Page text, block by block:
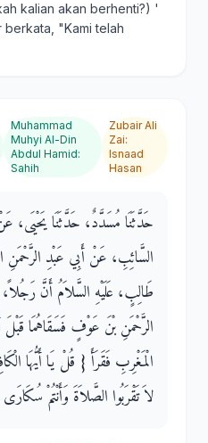
kalian akan berhenti?) '
berkata, "Kami telah
Muhammad
Muhyi Al-Din
Abdul Hamid:
Sahih
Zubair Ali
Zai:
Isnaad
Hasan
حَدَّثَنَا مُسَدَّدٌ، حَدَّثَنَا يَحْيَى،
السَّائِبِ، عَنْ أَبِي عَبْدِ الرَّحْمَنِ
طَالِبٍ، عَلَيْهِ السَّلاَمُ أَنَّ
الرَّحْمَنِ بْنَ عَوْفٍ فَسَقَاهُمَا قَبْلَ
الْمَغْرِبِ فَقَرَأَ ‏{‏ قُلْ يَا أَيُّهَا
لاَ تَقْرَبُوا الصَّلاَةَ وَأَنْتُمْ